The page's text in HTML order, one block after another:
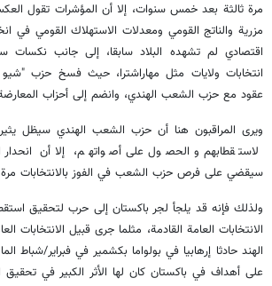
مرة ثالثة بعد خمس سنوات، إلا أن المؤشرات تقول
مزرية والناتج القومي ومعدلات الاستهلاك القومي
اقتصادي لم تشهده البلاد سابقا، إلى جانب نكسات
انتخابات ولايات مثل مهاراشترا، حيث فسخ حزب "شيو
عقود مع حزب الشعب الهندي، وانضم إلى أحزاب
ويرى المراقبون هنا أن حزب الشعب الهندي سيظل
لاستقطابهم والحصول على أصواتهم، إلا أن انحدار
سيقضي على فرص حزب الشعب في الفوز بالانتخابات
ولذلك فإنه قد يلجأ لجر باكستان إلى حرب لتحقيق
الانتخابات العامة القادمة، مثلما جرى قبيل الانتخابات
الهند حادثا إرهابيا في بولواما بكشمير في فبراير/
على أهداف في باكستان كان لها الأثر الكبير في